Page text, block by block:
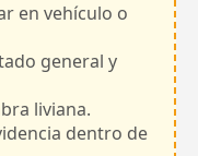
en vehículo o
general y
liviana.
dentro de